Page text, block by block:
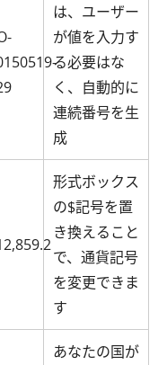
は、ユーザー
が値を入力す
る必要はな
く、自動的に
連続番号を生
成
形式ボックス
の$記号を置
き換えること
で、通貨記号
を変更できま
す
あなたの国が